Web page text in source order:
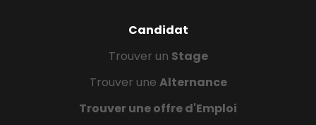
Candidat
Trouver un Stage
Trouver une Alternance
Trouver une offre d'Emploi